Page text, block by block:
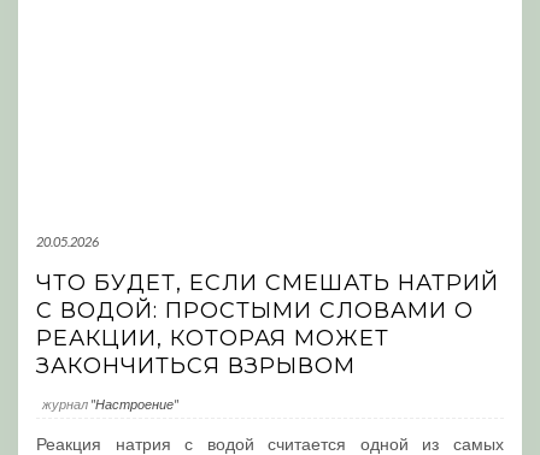
20.05.2026
ЧТО БУДЕТ, ЕСЛИ СМЕШАТЬ НАТРИЙ
С ВОДОЙ: ПРОСТЫМИ СЛОВАМИ О
РЕАКЦИИ, КОТОРАЯ МОЖЕТ
ЗАКОНЧИТЬСЯ ВЗРЫВОМ
журнал "Настроение"
Реакция натрия с водой считается одной из самых